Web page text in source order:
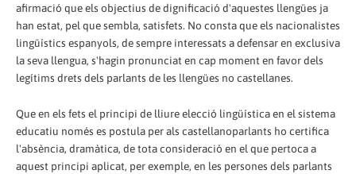
afirmació que els objectius de dignificació d'aquestes llengües ja
han estat, pel que sembla, satisfets. No consta que els nacionalistes
lingüístics espanyols, de sempre interessats a defensar en exclusiva
la seva llengua, s'hagin pronunciat en cap moment en favor dels
legítims drets dels parlants de les llengües no castellanes.
Que en els fets el principi de lliure elecció lingüística en el sistema
educatiu només es postula per als castellanoparlants ho certifica
l'absència, dramàtica, de tota consideració en el que pertoca a
aquest principi aplicat, per exemple, en les persones dels parlants